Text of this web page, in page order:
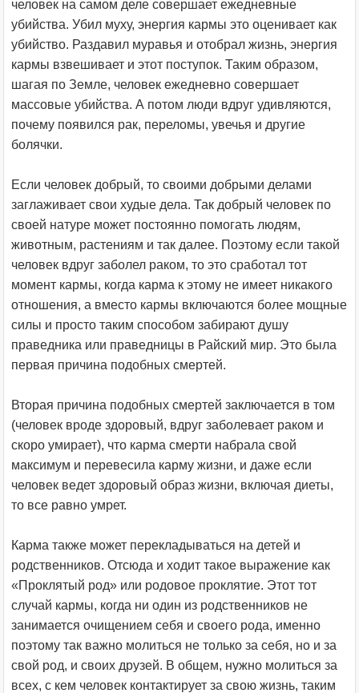
человек на самом деле совершает ежедневные
убийства. Убил муху, энергия кармы это оценивает как
убийство. Раздавил муравья и отобрал жизнь, энергия
кармы взвешивает и этот поступок. Таким образом,
шагая по Земле, человек ежедневно совершает
массовые убийства. А потом люди вдруг удивляются,
почему появился рак, переломы, увечья и другие
болячки.
Если человек добрый, то своими добрыми делами
заглаживает свои худые дела. Так добрый человек по
своей натуре может постоянно помогать людям,
животным, растениям и так далее. Поэтому если такой
человек вдруг заболел раком, то это сработал тот
момент кармы, когда карма к этому не имеет никакого
отношения, а вместо кармы включаются более мощные
силы и просто таким способом забирают душу
праведника или праведницы в Райский мир. Это была
первая причина подобных смертей.
Вторая причина подобных смертей заключается в том
(человек вроде здоровый, вдруг заболевает раком и
скоро умирает), что карма смерти набрала свой
максимум и перевесила карму жизни, и даже если
человек ведет здоровый образ жизни, включая диеты,
то все равно умрет.
Карма также может перекладываться на детей и
родственников. Отсюда и ходит такое выражение как
«Проклятый род» или родовое проклятие. Этот тот
случай кармы, когда ни один из родственников не
занимается очищением себя и своего рода, именно
поэтому так важно молиться не только за себя, но и за
свой род, и своих друзей. В общем, нужно молиться за
всех, с кем человек контактирует за свою жизнь, таким